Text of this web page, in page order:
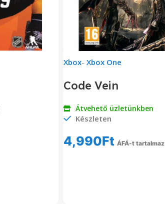
Xbox- Xbox One
Code Vein
Átvehető üzletünkben
Készleten
4,990Ft ÁFÁ-t tartalmaz